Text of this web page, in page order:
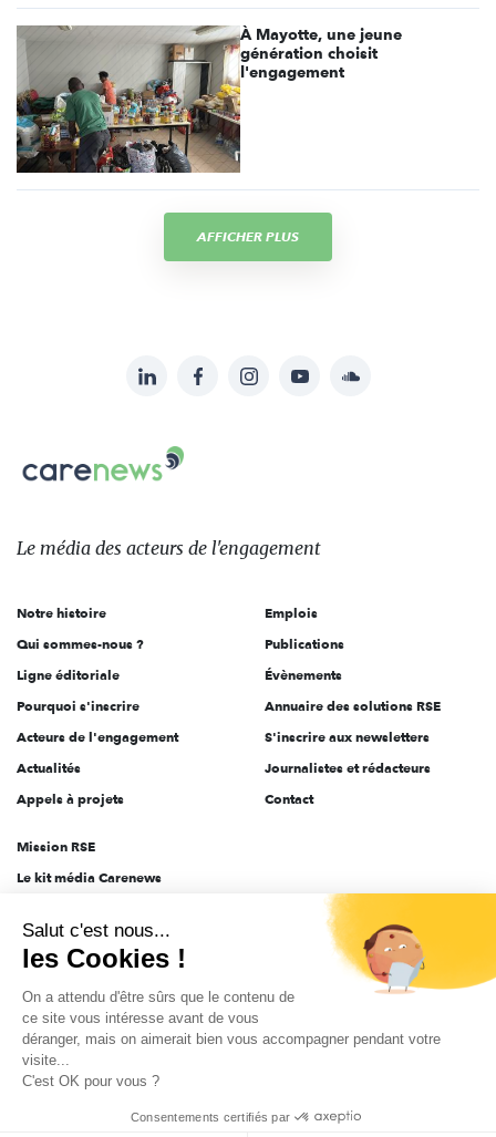
À Mayotte, une jeune
génération choisit
l'engagement
AFFICHER PLUS
sur:
LinkedInFacebookInstagramYouTubeSoundcloud
Carenews,
Le
des
l'engagement
Le média des acteurs de l'engagement
Notre histoire
Qui sommes-nous ?
Ligne éditoriale
Pourquoi s'inscrire
Acteurs de l'engagement
Actualités
Appels à projets
Emplois
Publications
Évènements
Annuaire des solutions RSE
S'inscrire aux newsletters
Journalistes et rédacteurs
Contact
Mission RSE
Le kit média Carenews
AEF info
Novethic
PRODURABLE
Inclusiv Day
Données personnelles Mentions légales 2025-2026 Tout droits réservés
Salut c'est nous...
les Cookies !
On a attendu d'être sûrs que le contenu de
ce site vous intéresse avant de vous
déranger, mais on aimerait bien vous accompagner pendant votre
visite...
C'est OK pour vous ?
Consentements certifiés par